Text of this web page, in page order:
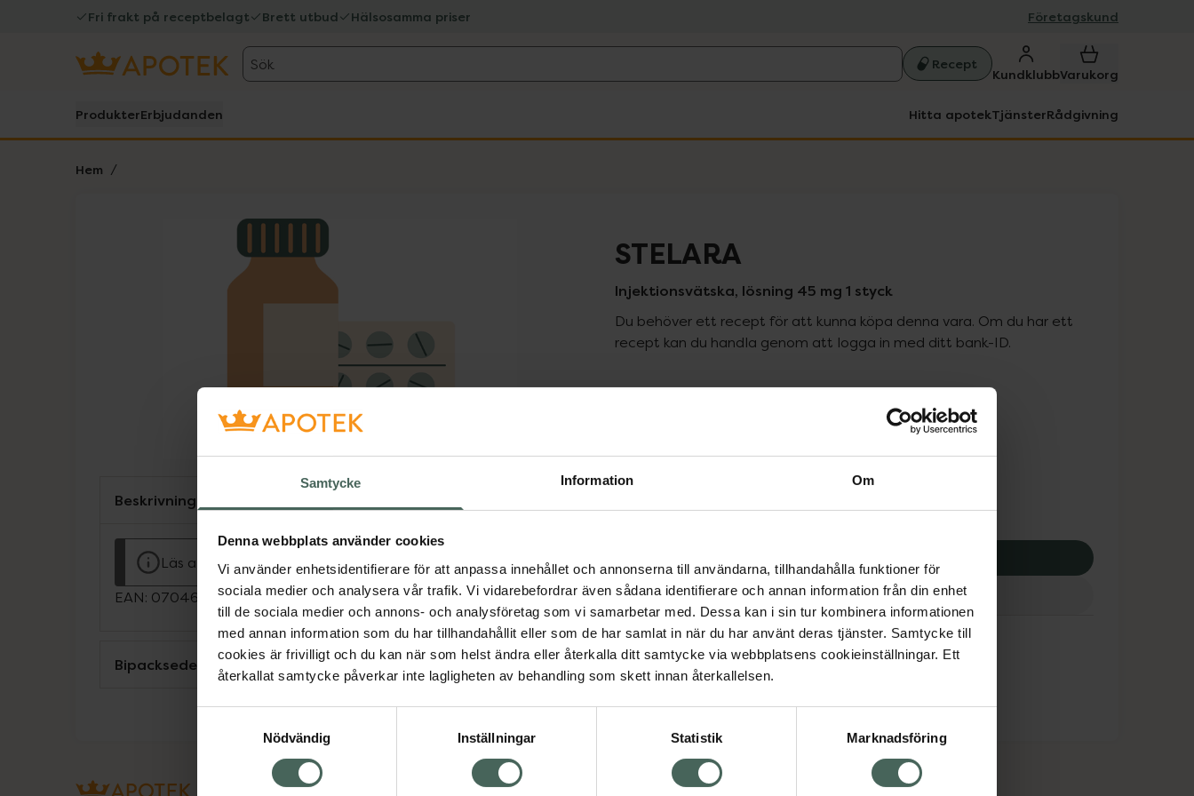
Samtycke Information Om
Denna webbplats använder cookies
Vi använder enhetsidentifierare för att anpassa innehållet och annonserna till användarna, tillhandahålla funktioner för
sociala medier och analysera vår trafik. Vi vidarebefordrar även sådana identifierare och annan information från din enhet
till de sociala medier och annons- och analysföretag som vi samarbetar med. Dessa kan i sin tur kombinera informationen
med annan information som du har tillhandahållit eller som de har samlat in när du har använt deras tjänster. Samtycke till
cookies är frivilligt och du kan när som helst ändra eller återkalla ditt samtycke via webbplatsens cookieinställningar. Ett
återkallat samtycke påverkar inte lagligheten av behandling som skett innan återkallelsen.
Nödvändig
Inställningar Statistik Marknadsföring
Fri frakt på receptbelagt Brett utbud Hälsosamma priser Företagskund
Sök Recept
KundklubbVarukorg
ProdukterErbjudanden Hitta apotekTjänsterRådgivning
Hem
Lista: . Innehåller 1 objekt. STELARA
Injektionsvätska, lösning 45 mg 1 styck
Du behöver ett recept för att kunna köpa denna vara. Om du har ett
recept kan du handla genom att logga in med ditt bank-ID.
Pris med recept
Högkostnadsskyddet gäller
13469,19 kr
I apotek:13469,19 kr
Köp via ditt recept
Aktuella erbjudanden
Beskrivning
Läs alltid bipacksedeln innan användning.
EAN: 07046260339187
Bipacksedel från FASS Visa
Om recept och läkemedel